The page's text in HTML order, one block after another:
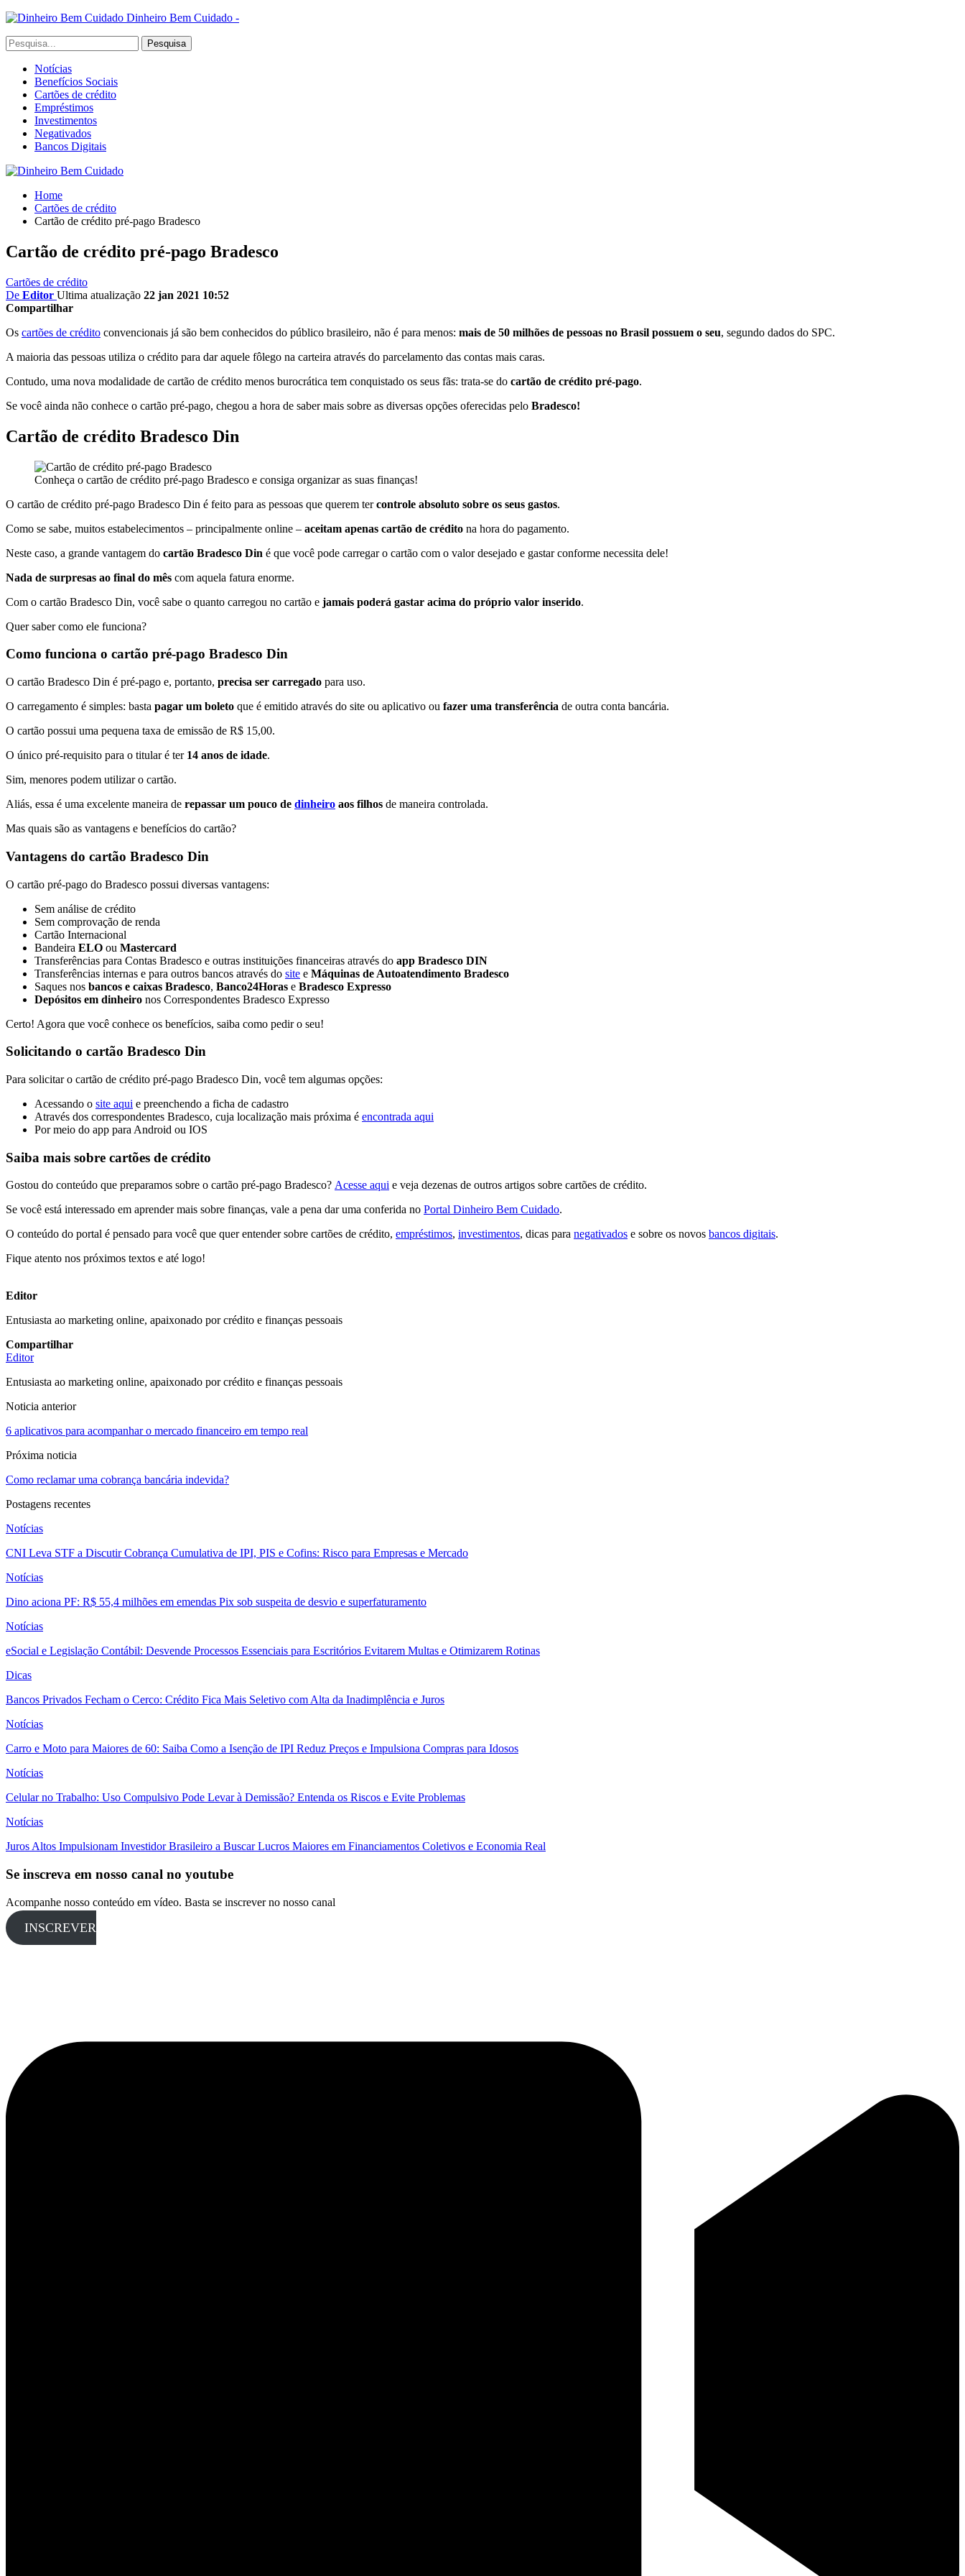
Dinheiro Bem Cuidado -
Notícias
Benefícios Sociais
Cartões de crédito
Empréstimos
Investimentos
Negativados
Bancos Digitais
Home
Cartões de crédito
Cartão de crédito pré-pago Bradesco
Cartão de crédito pré-pago Bradesco
Cartões de crédito
De Editor Ultima atualização 22 jan 2021 10:52
Compartilhar
Os cartões de crédito convencionais já são bem conhecidos do público brasileiro, não é para menos: mais de 50 milhões de pessoas no Brasil possuem o seu, segundo dados do SPC.
A maioria das pessoas utiliza o crédito para dar aquele fôlego na carteira através do parcelamento das contas mais caras.
Contudo, uma nova modalidade de cartão de crédito menos burocrática tem conquistado os seus fãs: trata-se do cartão de crédito pré-pago.
Se você ainda não conhece o cartão pré-pago, chegou a hora de saber mais sobre as diversas opções oferecidas pelo Bradesco!
Cartão de crédito Bradesco Din
Conheça o cartão de crédito pré-pago Bradesco e consiga organizar as suas finanças!
O cartão de crédito pré-pago Bradesco Din é feito para as pessoas que querem tercontrole absoluto sobre os seus gastos.
Como se sabe, muitos estabelecimentos – principalmente online – aceitam apenas cartão de crédito na hora do pagamento.
Neste caso, a grande vantagem do cartão Bradesco Din é que você pode carregar o cartão com o valor desejado e gastar conforme necessita dele!
Nada de surpresas ao final do mês com aquela fatura enorme.
Com o cartão Bradesco Din, você sabe o quanto carregou no cartão e jamais poderá gastar acima do próprio valor inserido.
Quer saber como ele funciona?
Como funciona o cartão pré-pago Bradesco Din
O cartão Bradesco Din é pré-pago e, portanto, precisa ser carregado para uso.
O carregamento é simples: basta pagar um boleto que é emitido através do site ou aplicativo ou fazer uma transferência de outra conta bancária.
O cartão possui uma pequena taxa de emissão de R$ 15,00.
O único pré-requisito para o titular é ter 14 anos de idade.
Sim, menores podem utilizar o cartão.
Aliás, essa é uma excelente maneira de repassar um pouco de dinheiro aos filhos de maneira controlada.
Mas quais são as vantagens e benefícios do cartão?
Vantagens do cartão Bradesco Din
O cartão pré-pago do Bradesco possui diversas vantagens:
Sem análise de crédito
Sem comprovação de renda
Cartão Internacional
Bandeira ELO ou Mastercard
Transferências para Contas Bradesco e outras instituições financeiras através do app Bradesco DIN
Transferências internas e para outros bancos através do site e Máquinas de Autoatendimento Bradesco
Saques nos bancos e caixas Bradesco, Banco24Horas e Bradesco Expresso
Depósitos em dinheiro nos Correspondentes Bradesco Expresso
Certo! Agora que você conhece os benefícios, saiba como pedir o seu!
Solicitando o cartão Bradesco Din
Para solicitar o cartão de crédito pré-pago Bradesco Din, você tem algumas opções:
Acessando o site aqui e preenchendo a ficha de cadastro
Através dos correspondentes Bradesco, cuja localização mais próxima é encontrada aqui
Por meio do app para Android ou IOS
Saiba mais sobre cartões de crédito
Gostou do conteúdo que preparamos sobre o cartão pré-pago Bradesco? Acesse aqui e veja dezenas de outros artigos sobre cartões de crédito.
Se você está interessado em aprender mais sobre finanças, vale a pena dar uma conferida no Portal Dinheiro Bem Cuidado.
O conteúdo do portal é pensado para você que quer entender sobre cartões de crédito, empréstimos, investimentos, dicas para negativados e sobre os novos bancos digitais.
Fique atento nos próximos textos e até logo!
Editor
Entusiasta ao marketing online, apaixonado por crédito e finanças pessoais
Compartilhar
Editor
Entusiasta ao marketing online, apaixonado por crédito e finanças pessoais
Noticia anterior
6 aplicativos para acompanhar o mercado financeiro em tempo real
Próxima noticia
Como reclamar uma cobrança bancária indevida?
Postagens recentes
Notícias
CNI Leva STF a Discutir Cobrança Cumulativa de IPI, PIS e Cofins: Risco para Empresas e Mercado
Notícias
Dino aciona PF: R$ 55,4 milhões em emendas Pix sob suspeita de desvio e superfaturamento
Notícias
eSocial e Legislação Contábil: Desvende Processos Essenciais para Escritórios Evitarem Multas e Otimizarem Rotinas
Dicas
Bancos Privados Fecham o Cerco: Crédito Fica Mais Seletivo com Alta da Inadimplência e Juros
Notícias
Carro e Moto para Maiores de 60: Saiba Como a Isenção de IPI Reduz Preços e Impulsiona Compras para Idosos
Notícias
Celular no Trabalho: Uso Compulsivo Pode Levar à Demissão? Entenda os Riscos e Evite Problemas
Notícias
Juros Altos Impulsionam Investidor Brasileiro a Buscar Lucros Maiores em Financiamentos Coletivos e Economia Real
Se inscreva em nosso canal no youtube
Acompanhe nosso conteúdo em vídeo. Basta se inscrever no nosso canal
INSCREVER